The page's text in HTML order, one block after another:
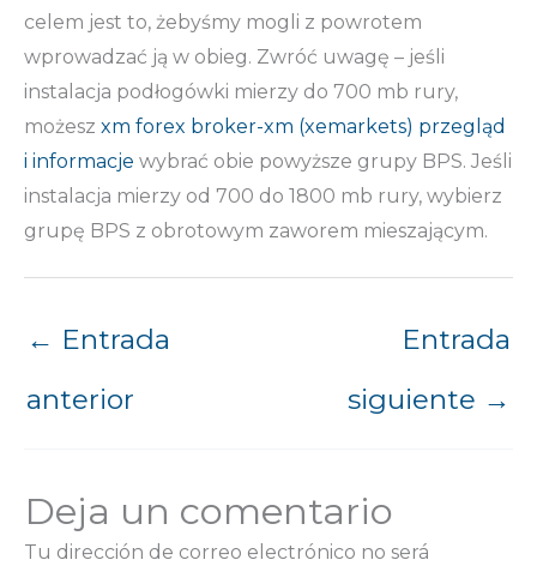
celem jest to, żebyśmy mogli z powrotem
wprowadzać ją w obieg. Zwróć uwagę – jeśli
instalacja podłogówki mierzy do 700 mb rury,
możesz xm forex broker-xm (xemarkets) przegląd
i informacje wybrać obie powyższe grupy BPS. Jeśli
instalacja mierzy od 700 do 1800 mb rury, wybierz
grupę BPS z obrotowym zaworem mieszającym.
← Entrada
anterior
Entrada
siguiente →
Deja un comentario
Tu dirección de correo electrónico no será